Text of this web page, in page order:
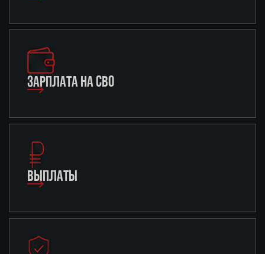
ЗАРПЛАТА НА СВО
ВЫПЛАТЫ